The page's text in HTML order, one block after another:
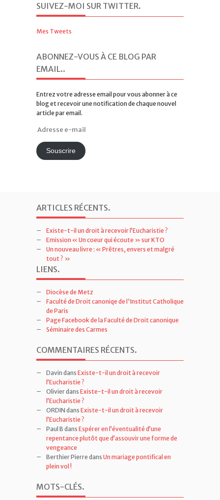
SUIVEZ-MOI SUR TWITTER.
Mes Tweets
ABONNEZ-VOUS À CE BLOG PAR
EMAIL..
Entrez votre adresse email pour vous abonner à ce
blog et recevoir une notification de chaque nouvel
article par email.
Adresse
mailSouscrire
ARTICLES RÉCENTS.
Existe-t-il un droit à recevoir l’Eucharistie ?
Emission « Un coeur qui écoute » sur KTO
Un nouveau livre : « Prêtres, envers et malgré
tout ? »
LIENS.
Diocèse de Metz
Faculté de Droit canoniqe de l'Institut Catholique
de Paris
Page Facebook de la Faculté de Droit canonique
Séminaire des Carmes
COMMENTAIRES RÉCENTS.
Davin dans Existe-t-il un droit à recevoir
l’Eucharistie ?
Olivierdans Existe-t-il un droit à recevoir
l’Eucharistie ?
ORDIN dans Existe-t-il un droit à recevoir
l’Eucharistie ?
Paul B dans Espérer en l’éventualité d’une
repentance plutôt que d’assouvir une forme de
vengeance
Berthier Pierredans Un mariage pontifical en
plein vol !
MOTS-CLÉS.